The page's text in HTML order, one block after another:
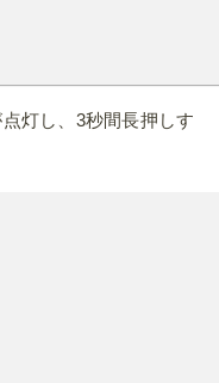
灯し、3秒間長押しす